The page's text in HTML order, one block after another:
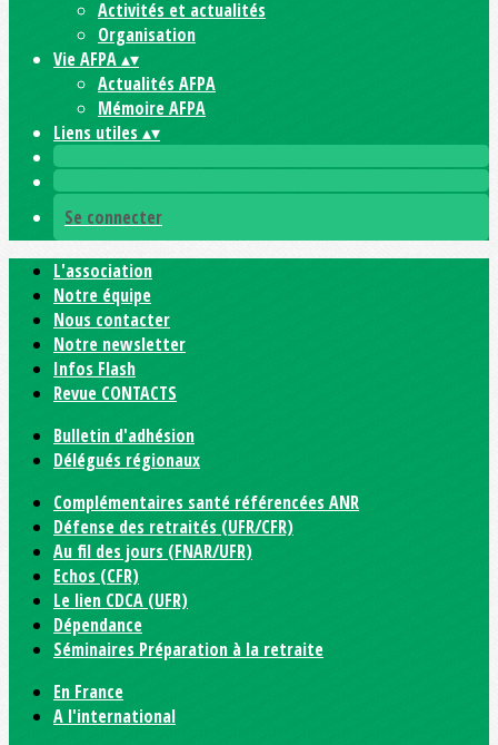
Activités et actualités
Organisation
Vie AFPA▴▾
Actualités AFPA
Mémoire AFPA
Liens utiles ▴▾
Se connecter
L'association
Notre équipe
Nous contacter
Notre newsletter
Infos Flash
Revue CONTACTS
Bulletin d'adhésion
Délégués régionaux
Complémentaires santé référencées ANR
Défense des retraités (UFR/CFR)
Au fil des jours (FNAR/UFR)
Echos (CFR)
Le lien CDCA (UFR)
Dépendance
Séminaires Préparation à la retraite
En France
A l'international